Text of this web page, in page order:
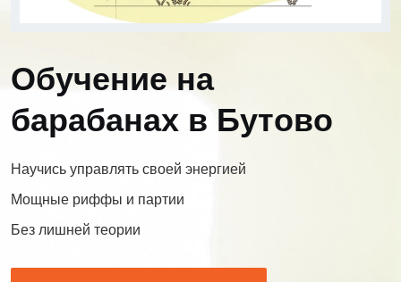
Обучение на
барабанах в Бутово
Научись управлять своей энергией
Мощные риффы и партии
Без лишней теории